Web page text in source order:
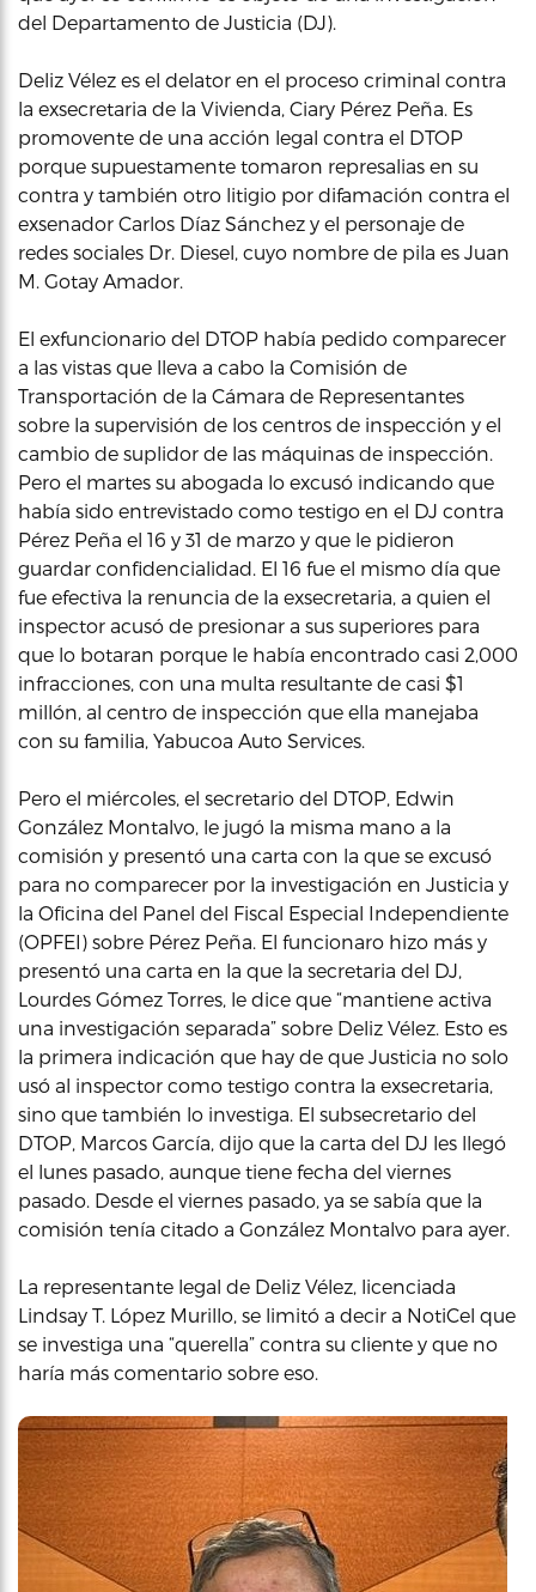
del Departamento de Justicia (DJ).
Deliz Vélez es el delator en el proceso criminal contra
la exsecretaria de la Vivienda, Ciary Pérez Peña. Es
promovente de una acción legal contra el DTOP
porque supuestamente tomaron represalias en su
contra y también otro litigio por difamación contra el
exsenador Carlos Díaz Sánchez y el personaje de
redes sociales Dr. Diesel, cuyo nombre de pila es Juan
M. Gotay Amador.
El exfuncionario del DTOP había pedido comparecer
a las vistas que lleva a cabo la Comisión de
Transportación de la Cámara de Representantes
sobre la supervisión de los centros de inspección y el
cambio de suplidor de las máquinas de inspección.
Pero el martes su abogada lo excusó indicando que
había sido entrevistado como testigo en el DJ contra
Pérez Peña el 16 y 31 de marzo y que le pidieron
guardar confidencialidad. El 16 fue el mismo día que
fue efectiva la renuncia de la exsecretaria, a quien el
inspector acusó de presionar a sus superiores para
que lo botaran porque le había encontrado casi 2,000
infracciones, con una multa resultante de casi $1
millón, al centro de inspección que ella manejaba
con su familia, Yabucoa Auto Services.
Pero el miércoles, el secretario del DTOP, Edwin
González Montalvo, le jugó la misma mano a la
comisión y presentó una carta con la que se excusó
para no comparecer por la investigación en Justicia y
la Oficina del Panel del Fiscal Especial Independiente
(OPFEI) sobre Pérez Peña. El funcionaro hizo más y
presentó una carta en la que la secretaria del DJ,
Lourdes Gómez Torres, le dice que “mantiene activa
una investigación separada” sobre Deliz Vélez. Esto es
la primera indicación que hay de que Justicia no solo
usó al inspector como testigo contra la exsecretaria,
sino que también lo investiga. El subsecretario del
DTOP, Marcos García, dijo que la carta del DJ les llegó
el lunes pasado, aunque tiene fecha del viernes
pasado. Desde el viernes pasado, ya se sabía que la
comisión tenía citado a González Montalvo para ayer.
La representante legal de Deliz Vélez, licenciada
Lindsay T. López Murillo, se limitó a decir a NotiCel que
se investiga una “querella” contra su cliente y que no
haría más comentario sobre eso.